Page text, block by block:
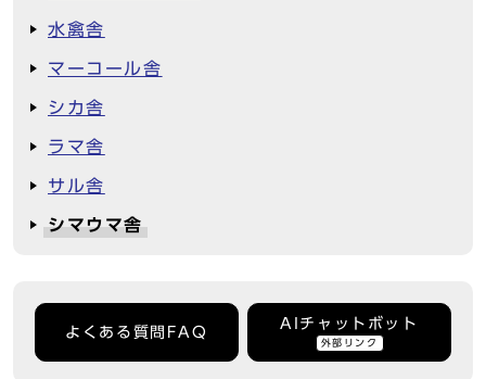
水禽舎
マーコール舎
シカ舎
ラマ舎
サル舎
シマウマ舎
よくある質問FAQ
AIチャットボット
外部リンク